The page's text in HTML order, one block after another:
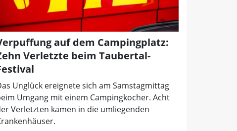
auf dem Campingplatz:
Verletzte beim Taubertal-
Unglück ereignete sich am Samstagmittag
Umgang mit einem Campingkocher. Acht
Verletzten kamen in die umliegenden